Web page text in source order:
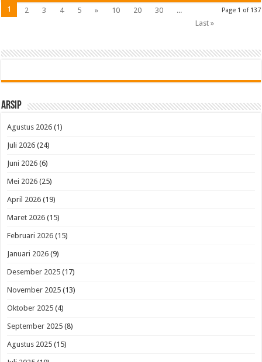
Page 1 of 137
1 2 3 4 5 » 10 20 30
...
Last »
Arsip
Agustus 2026 (1)
Juli 2026 (24)
Juni 2026 (6)
Mei 2026 (25)
April 2026 (19)
Maret 2026 (15)
Februari 2026 (15)
Januari 2026 (9)
Desember 2025 (17)
November 2025 (13)
Oktober 2025 (4)
September 2025 (8)
Agustus 2025 (15)